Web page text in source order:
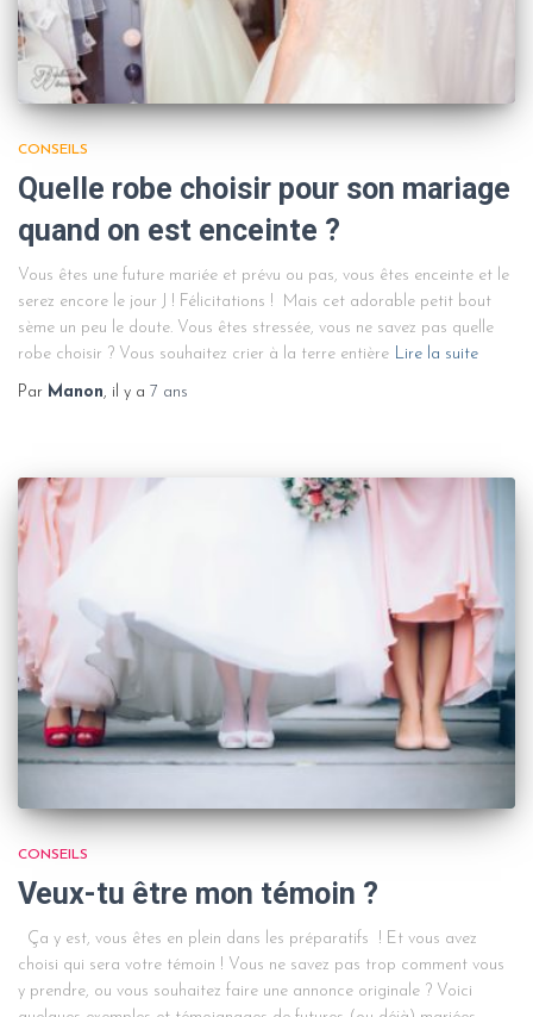
CONSEILS
Quelle robe choisir pour son mariage
quand on est enceinte ?
Vous êtes une future mariée et prévu ou pas, vous êtes enceinte et le
serez encore le jour J ! Félicitations ! Mais cet adorable petit bout
sème un peu le doute. Vous êtes stressée, vous ne savez pas quelle
robe choisir ? Vous souhaitez crier à la terre entière Lire la suite
Par Manon, il y a 7 ans
CONSEILS
Veux-tu être mon témoin ?
Ça y est, vous êtes en plein dans les préparatifs ! Et vous avez
choisi qui sera votre témoin ! Vous ne savez pas trop comment vous
y prendre, ou vous souhaitez faire une annonce originale ? Voici